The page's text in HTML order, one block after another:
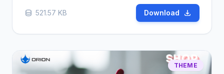
521.57 KB Download
THEME